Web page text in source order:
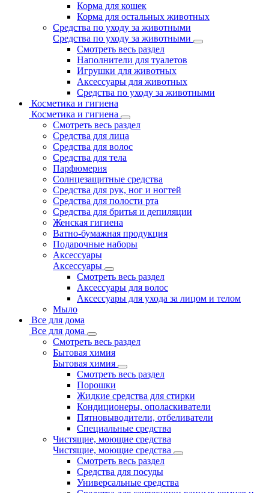
Корма для кошек
Корма для остальных животных
Средства по уходу за животными
Средства по уходу за животными
Смотреть весь раздел
Наполнители для туалетов
Игрушки для животных
Аксессуары для животных
Средства по уходу за животными
Косметика и гигиена
Косметика и гигиена
Смотреть весь раздел
Средства для лица
Средства для волос
Средства для тела
Парфюмерия
Солнцезащитные средства
Средства для рук, ног и ногтей
Средства для полости рта
Средства для бритья и депиляции
Женская гигиена
Ватно-бумажная продукция
Подарочные наборы
Аксессуары
Аксессуары
Смотреть весь раздел
Аксессуары для волос
Аксессуары для ухода за лицом и телом
Мыло
Все для дома
Все для дома
Смотреть весь раздел
Бытовая химия
Бытовая химия
Смотреть весь раздел
Порошки
Жидкие средства для стирки
Кондиционеры, ополаскиватели
Пятновыводители, отбеливатели
Специальные средства
Чистящие, моющие средства
Чистящие, моющие средства
Смотреть весь раздел
Средства для посуды
Универсальные средства